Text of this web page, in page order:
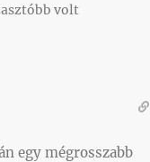
volt
egy mégrosszabb